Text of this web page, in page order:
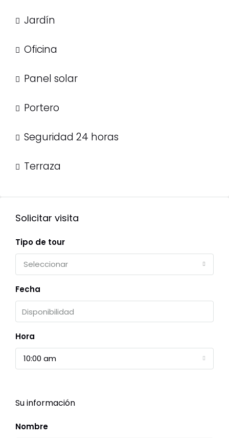
Jardín
Oficina
Panel solar
Portero
Seguridad 24 horas
Terraza
Solicitar visita
Tipo de tour
Seleccionar
Fecha
Hora
10:00 am
Su información
Nombre